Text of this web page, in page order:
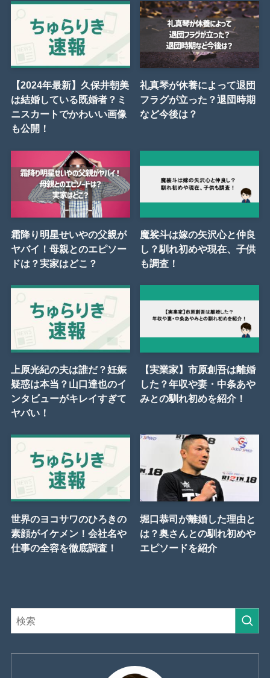
【2024年最新】久保井朝美
は結婚している既婚者？ミ
ニスカートでかわいい画像
も公開！
礼真琴が休養によって退団
フラグが立った？退団時期
など今後は？
霜降り明星せいやの父親が
ヤバイ！母親とのエピソー
ドは？実家はどこ？
魔裟斗は嫁の矢沢心と仲良
し？馴れ初めや現在、子供
も調査！
上原光紀の夫は誰だ？妊娠
疑惑は本当？山口達也のイ
ンタビューがキレイすぎて
ヤバい！
【実業家】市原創吾は離婚
した？年収や妻・中条あや
みとの馴れ初めを紹介！
世界のヨコサワのひろきの
素顔がイケメン！会社名や
仕事の全容を徹底調査！
堀口恭司が離婚した理由と
は？奥さんとの馴れ初めや
エピソードを紹介